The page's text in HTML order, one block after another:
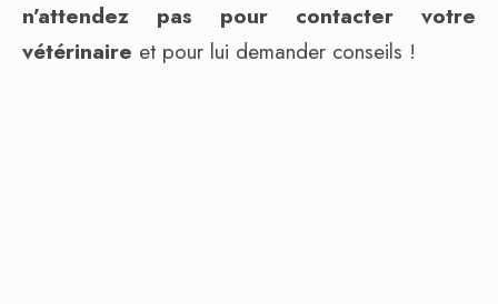
n’attendez pas pour contacter votre
vétérinaire et pour lui demander conseils !